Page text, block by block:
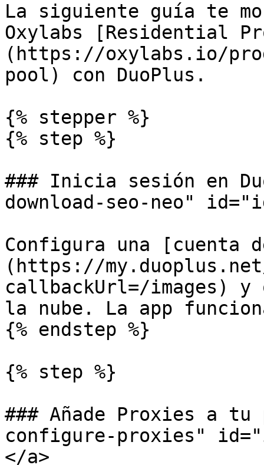
La siguiente guía te
Oxylabs [Residential
(https://oxylabs.io/
pool) con DuoPlus.
{% stepper %}
{% step %}
### Inicia sesión en
download-seo-neo"
Configura una [cuenta
(https://
callbackUrl=/images)
la nube. La app
{% endstep %}
{% step %}
### Añade Proxies a
configure-proxies"
</a>